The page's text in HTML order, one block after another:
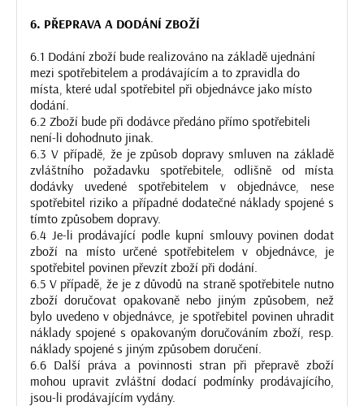
6. PŘEPRAVA A DODÁNÍ ZBOŽÍ
6.1 Dodání zboží bude realizováno na základě ujednání
mezi spotřebitelem a prodávajícím a to zpravidla do
místa, které udal spotřebitel při objednávce jako místo
dodání.
6.2 Zboží bude při dodávce předáno přímo spotřebiteli
není-li dohodnuto jinak.
6.3 V případě, že je způsob dopravy smluven na základě
zvláštního požadavku spotřebitele, odlišně od místa
dodávky uvedené spotřebitelem v objednávce, nese
spotřebitel riziko a případné dodatečné náklady spojené s
tímto způsobem dopravy.
6.4 Je-li prodávající podle kupní smlouvy povinen dodat
zboží na místo určené spotřebitelem v objednávce, je
spotřebitel povinen převzít zboží při dodání.
6.5 V případě, že je z důvodů na straně spotřebitele nutno
zboží doručovat opakovaně nebo jiným způsobem, než
bylo uvedeno v objednávce, je spotřebitel povinen uhradit
náklady spojené s opakovaným doručováním zboží, resp.
náklady spojené s jiným způsobem doručení.
6.6 Další práva a povinnosti stran při přepravě zboží
mohou upravit zvláštní dodací podmínky prodávajícího,
jsou-li prodávajícím vydány.